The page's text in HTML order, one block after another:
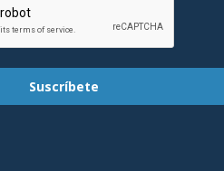
Suscríbete